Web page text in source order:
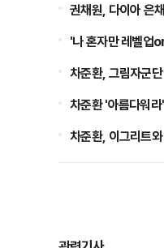
권채원, 다이아 은
'나 혼자만 레벨업
차준환, 그림자군
차준환 '아름다워라'
차준환, 이그리트